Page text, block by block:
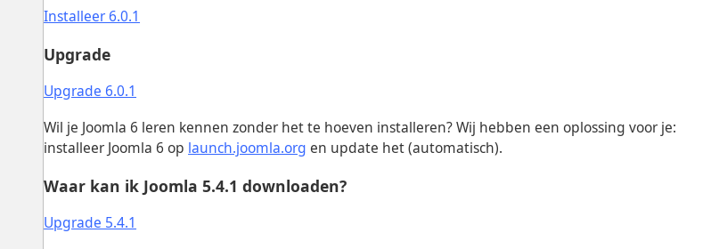
Installeer 6.0.1
Upgrade
Upgrade 6.0.1
Wil je Joomla 6 leren kennen zonder het te hoeven installeren? Wij hebben een oplossing voor je:
installeer Joomla 6 op launch.joomla.org en update het (automatisch).
Waar kan ik Joomla 5.4.1 downloaden?
Upgrade 5.4.1